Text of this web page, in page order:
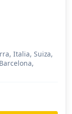
Italia, Suiza,